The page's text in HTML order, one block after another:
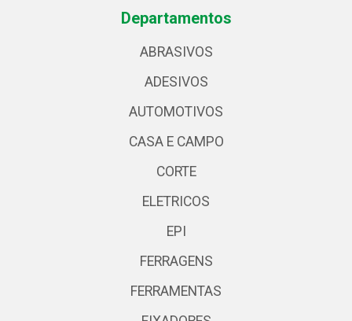
Departamentos
ABRASIVOS
ADESIVOS
AUTOMOTIVOS
CASA E CAMPO
CORTE
ELETRICOS
EPI
FERRAGENS
FERRAMENTAS